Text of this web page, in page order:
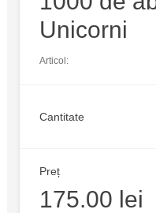
Unicorni
Articol:
Cantitate
Preț
175.00 lei